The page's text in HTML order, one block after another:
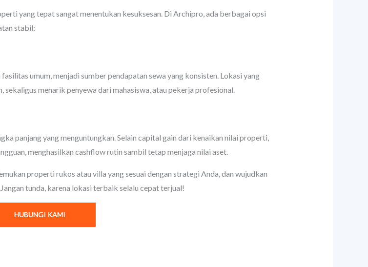
yang tepat sangat menentukan kesuksesan. Di Archipro, ada berbagai opsi
stabil:
umum, menjadi sumber pendapatan sewa yang konsisten. Lokasi yang
menarik penyewa dari mahasiswa, atau pekerja profesional.
panjang yang menguntungkan. Selain capital gain dari kenaikan nilai properti,
menghasilkan cashflow rutin sambil tetap menjaga nilai aset.
properti rukos atau villa yang sesuai dengan strategi Anda, dan wujudkan
tunda, karena lokasi terbaik selalu cepat terjual!
HUBUNGI KAMI